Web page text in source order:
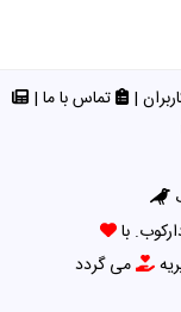
| تماس با ما|
با
می گردد